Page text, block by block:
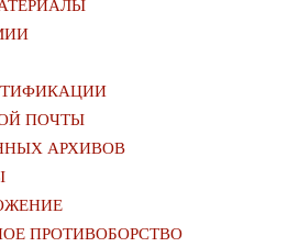
ПОЧТЫ
АРХИВОВ
ПРОТИВОБОРСТВО